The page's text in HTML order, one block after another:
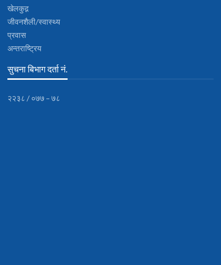
खेलकुद़़
जीवनशैली/स्वास्थ्य
प्रवास
अन्तराष्ट्रिय
सुचना बिभाग दर्ता नं.
२२३८ / ०७७ – ७८